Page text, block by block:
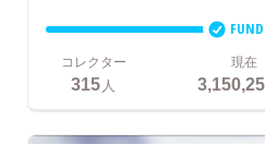
コレクター
315 人
現在